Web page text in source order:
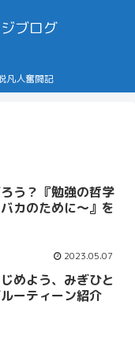
ブログ
凡人奮闘記
う？『勉強の哲学
カのために～』を
2023.05.07
めよう、みぎひと
ーティーン紹介